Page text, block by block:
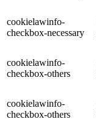
cookielawinfo-
checkbox-necessary
cookielawinfo-
checkbox-others
cookielawinfo-
checkbox-others